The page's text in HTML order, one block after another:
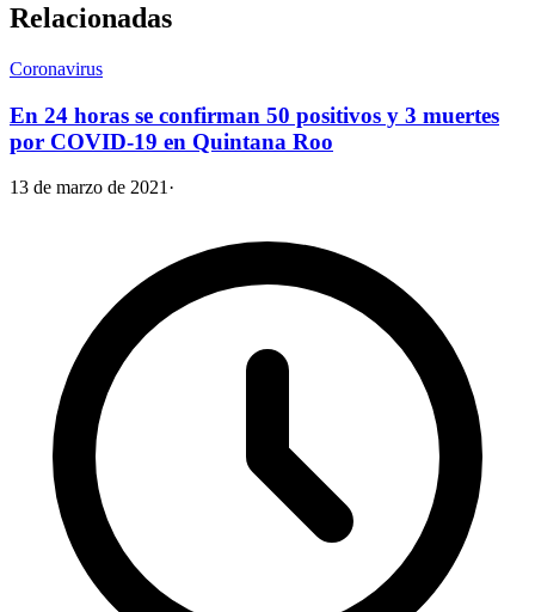
Relacionadas
Coronavirus
En 24 horas se confirman 50 positivos y 3 muertes
por COVID-19 en Quintana Roo
13 de marzo de 2021 ·